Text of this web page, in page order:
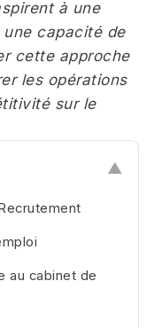
à une
capacité de
cette approche
les opérations
sur le
▲
au cabinet de